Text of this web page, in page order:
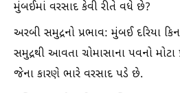
મુંબઈમાં વરસાદ કેવી રીતે વધે છે?
અરબી સમુદ્રનો પ્રભાવ: મુંબઈ દરિયા
સમુદ્રથી આવતા ચોમાસાના પવનો
જેના કારણે ભારે વરસાદ પડે છે.